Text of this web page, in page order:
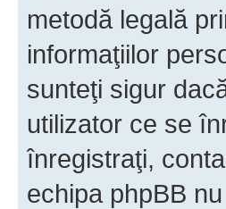
metodă legală
informaţiilor
sunteţi sigur
utilizator ce se
înregistraţi,
echipa phpBB